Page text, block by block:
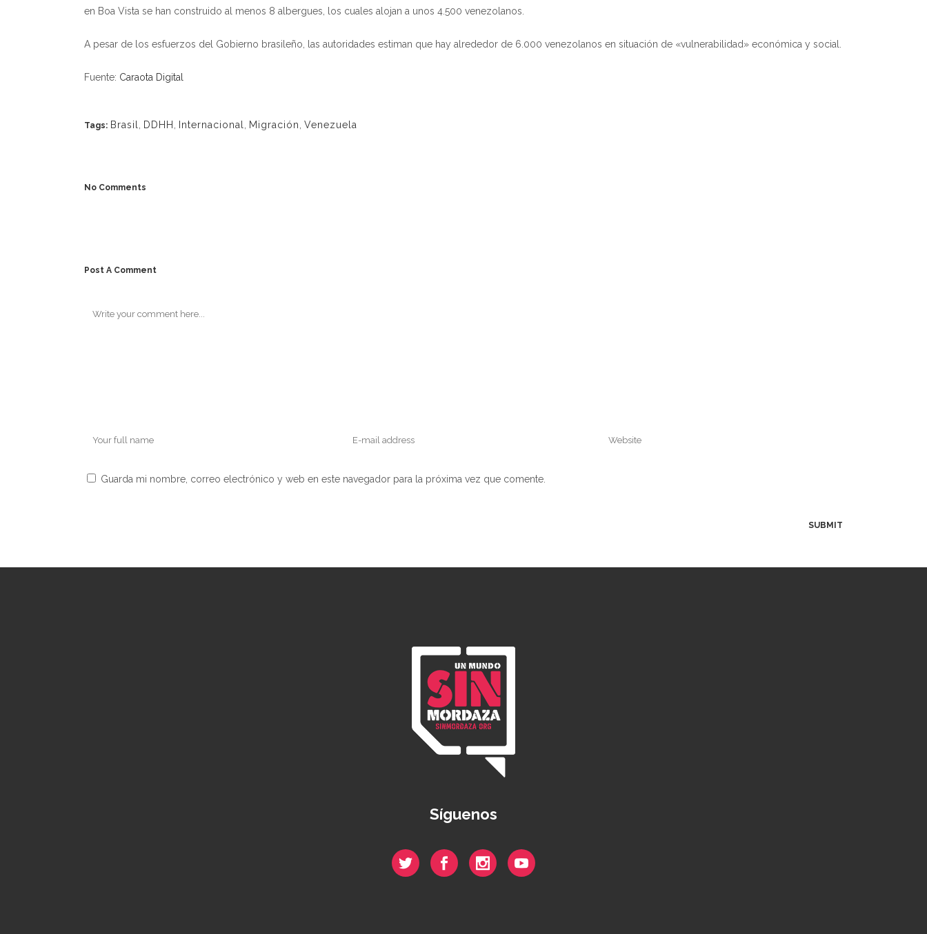
en Boa Vista se han construido al menos 8 albergues, los cuales alojan a unos 4.500 venezolanos.
A pesar de los esfuerzos del Gobierno brasileño, las autoridades estiman que hay alrededor de 6.000 venezolanos en situación de «vulnerabilidad» económica y social.
Fuente: Caraota Digital
Tags: Brasil, DDHH , Internacional, Migración, Venezuela
No Comments
Post A Comment
Guarda mi nombre, correo electrónico y web en este navegador para la próxima vez que comente.
Síguenos